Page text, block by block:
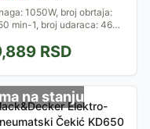
1050W, broj obrtaja:
min-1, broj udaraca: 4650
SDS Plus +
glava (kao dodatna
zajedno...
RSD
na stanju
Elektro-
Čekić KD650